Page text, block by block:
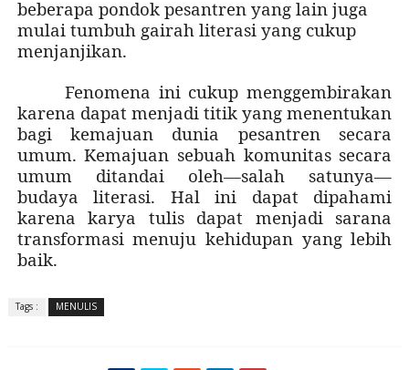
beberapa pondok pesantren yang lain juga
mulai tumbuh gairah literasi yang cukup
menjanjikan.
Fenomena ini cukup menggembirakan
karena dapat menjadi titik yang menentukan
bagi kemajuan dunia pesantren secara
umum. Kemajuan sebuah komunitas secara
umum ditandai oleh—salah satunya—
budaya literasi. Hal ini dapat dipahami
karena karya tulis dapat menjadi sarana
transformasi menuju kehidupan yang lebih
baik.
Tags : MENULIS